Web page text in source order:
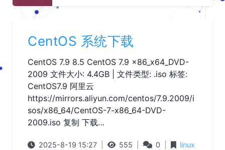
CentOS 系统下载
CentOS 7.9 8.5 CentOS 7.9 x86_x64_DVD-
2009 文件大小: 4.4GB | 文件类型: .iso 标签:
CentOS7.9 阿里云
https://mirrors.aliyun.com/centos/7.9.2009/i
sos/x86_64/CentOS-7-x86_64-DVD-
2009.iso 复制 下载…
2025-8-19 15:27 555 0 linux